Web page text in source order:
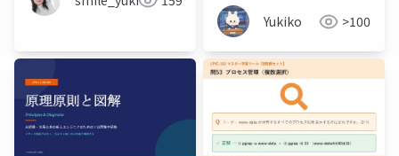
Yukiko >100